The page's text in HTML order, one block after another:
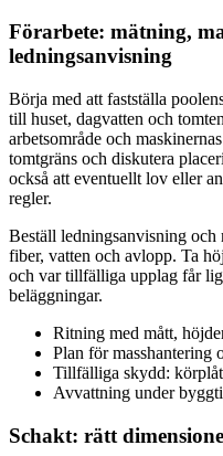
Förarbete: mätning,
ledningsanvisning
Börja med att fastställa
till huset, dagvatten och
arbetsområde och
tomtgräns och diskutera
också att eventuellt lov eller
regler.
Beställ ledningsanvisning och
fiber, vatten och avlopp. Ta
och var tillfälliga upplag får
beläggningar.
Ritning med mått,
Plan för masshantering
Tillfälliga skydd:
Avvattning under
Schakt: rätt